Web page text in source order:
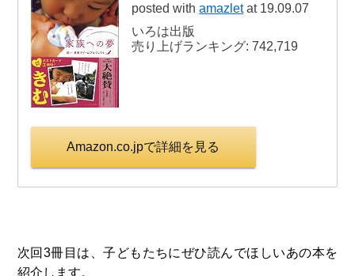
posted withamazletat 19.09.07
いろは出版
売り上げランキング: 742,719
Amazon.co.jpで詳細を見る
次回3冊目は、子どもたちにぜひ読んでほしいあの本を
紹介します。